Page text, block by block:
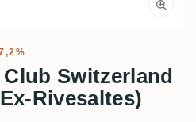
Club Switzerland
Rivesaltes)